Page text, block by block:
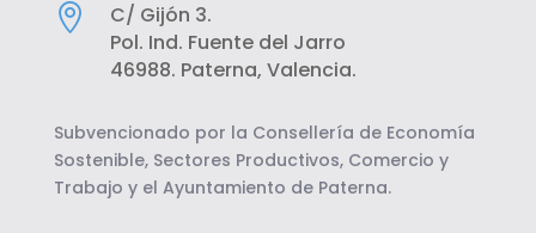

C/ Gijón 3.
Pol. Ind. Fuente del Jarro
46988. Paterna, Valencia.
Subvencionado por la Consellería de Economía
Sostenible, Sectores Productivos, Comercio y
Trabajo y el Ayuntamiento de Paterna.